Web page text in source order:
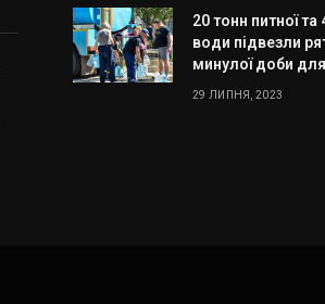
20 тонн питної та
води підвезли
минулої доби
29 ЛИПНЯ, 2023